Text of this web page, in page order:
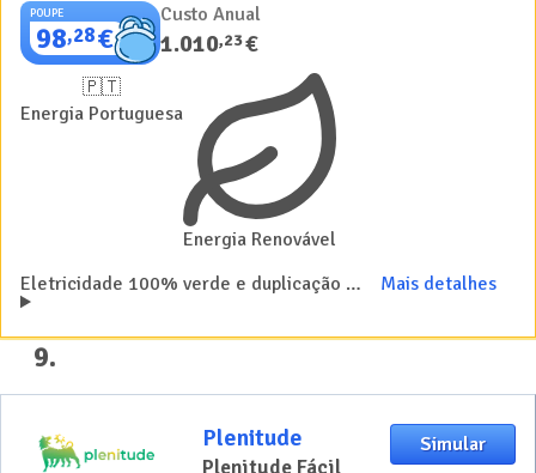
POUPE
98,28€
Custo Anual
1.010,23€
🇵🇹
Energia Portuguesa
Energia Renovável
Eletricidade 100% verde e duplicação dos de dados móveis dos telemóveis dos pacotes MEO Mais detalhes
9.
Plenitude
Plenitude Fácil
Simular